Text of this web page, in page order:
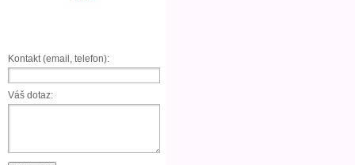
Kontakt (email, telefon):
Váš dotaz: